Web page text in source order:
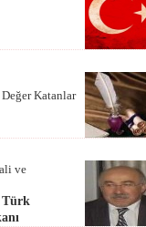
Katanlar
ve
Türk